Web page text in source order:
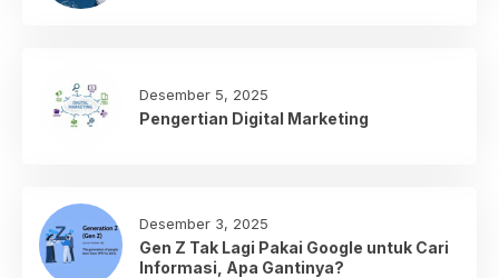
Desember 5, 2025
Pengertian Digital Marketing
Desember 3, 2025
Gen Z Tak Lagi Pakai Google untuk Cari
Informasi, Apa Gantinya?